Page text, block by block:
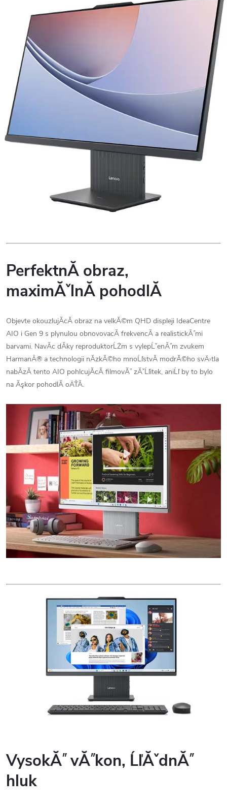
PerfektnĂ­ obraz,
maximĂˇlnĂ­ pohodlĂ­
Objevte okouzlujĂ­cĂ­ obraz na velkĂ©m QHD displeji IdeaCentre
AIO i Gen 9 s plynulou obnovovacĂ­ frekvencĂ­ a realistickĂ˝mi
barvami. NavĂ­c dĂ­ky reproduktorĹŻm s vylepĹˇenĂ˝m zvukem
HarmanÂ® a technologii nĂ­zkĂ©ho mnoĹľstvĂ­ modrĂ©ho svÄ›tla
nabĂ­zĂ­ tento AIO pohlcujĂ­cĂ­ filmovĂ˝ zĂˇĹľitek, aniĹľ by to bylo
na Ăşkor pohodlĂ­ oÄŤĂ­.
VysokĂ˝ vĂ˝kon, ĹľĂˇdnĂ˝
hluk